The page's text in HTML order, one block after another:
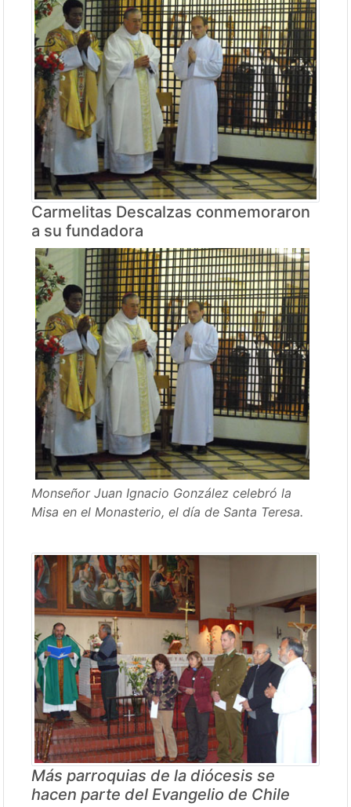
Carmelitas Descalzas conmemoraron
a su fundadora
Monseñor Juan Ignacio González celebró la
Misa en el Monasterio, el día de Santa Teresa.
Más parroquias de la diócesis se
hacen parte del Evangelio de Chile